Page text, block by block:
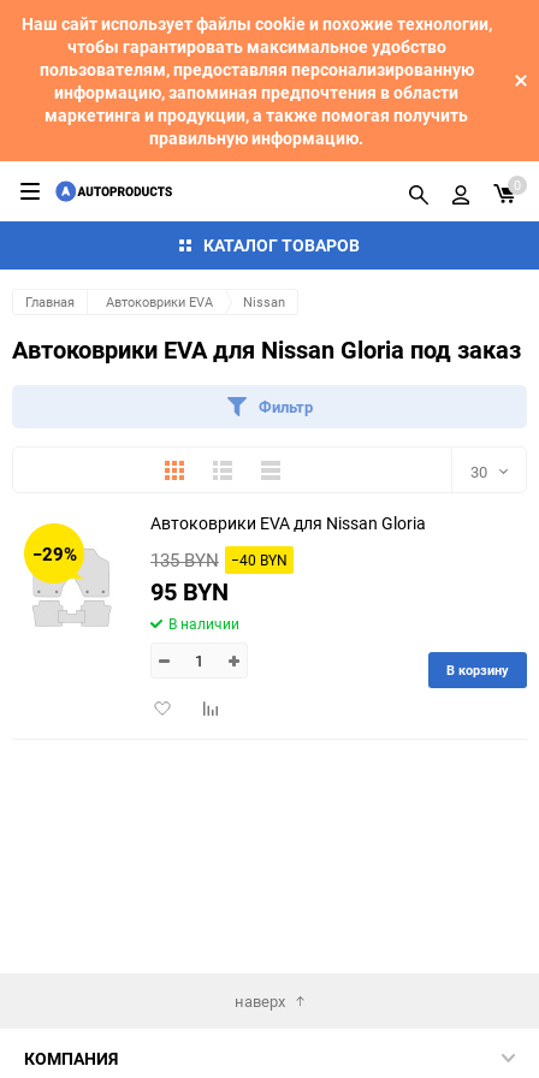
Наш сайт использует файлы cookie и похожие технологии,
чтобы гарантировать максимальное удобство
пользователям, предоставляя персонализированную
информацию, запоминая предпочтения в области
маркетинга и продукции, а также помогая получить
правильную информацию.
КАТАЛОГ ТОВАРОВ
0
Главная Автоковрики EVA Nissan
Автоковрики EVA для Nissan Gloria под заказ
Фильтр
ПлиткаПодробноКомпактно 30
150
−29%
Автоковрики EVA для Nissan Gloria
135 BYN −40 BYN
95 BYN
В наличии
ДобавитьДобавить
В корзину
наверх
КОМПАНИЯ